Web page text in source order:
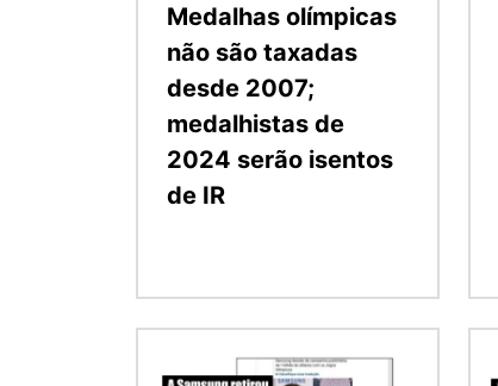
Medalhas olímpicas
não são taxadas
desde 2007;
medalhistas de
2024 serão isentos
de IR